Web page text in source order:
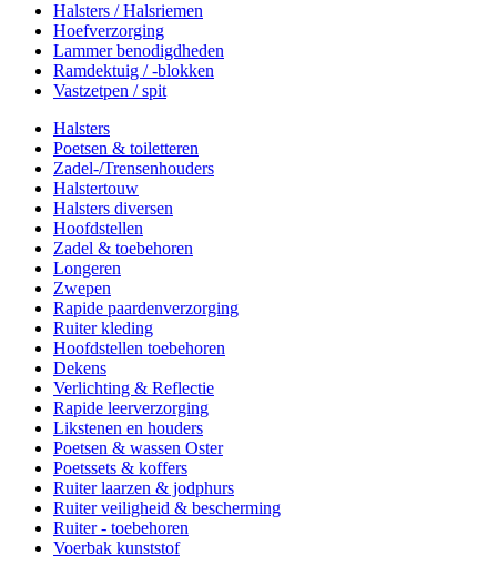
Halsters / Halsriemen
Hoefverzorging
Lammer benodigdheden
Ramdektuig / -blokken
Vastzetpen / spit
Halsters
Poetsen & toiletteren
Zadel-/Trensenhouders
Halstertouw
Halsters diversen
Hoofdstellen
Zadel & toebehoren
Longeren
Zwepen
Rapide paardenverzorging
Ruiter kleding
Hoofdstellen toebehoren
Dekens
Verlichting & Reflectie
Rapide leerverzorging
Likstenen en houders
Poetsen & wassen Oster
Poetssets & koffers
Ruiter laarzen & jodphurs
Ruiter veiligheid & bescherming
Ruiter - toebehoren
Voerbak kunststof